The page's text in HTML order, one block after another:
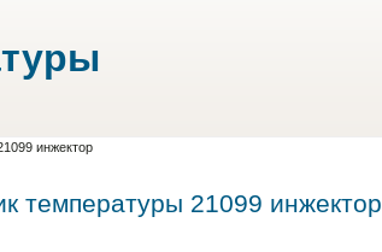
инжектор
температуры 21099 инжектор